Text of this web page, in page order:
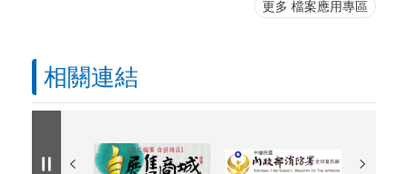
更多 檔案應用專區
相關連結